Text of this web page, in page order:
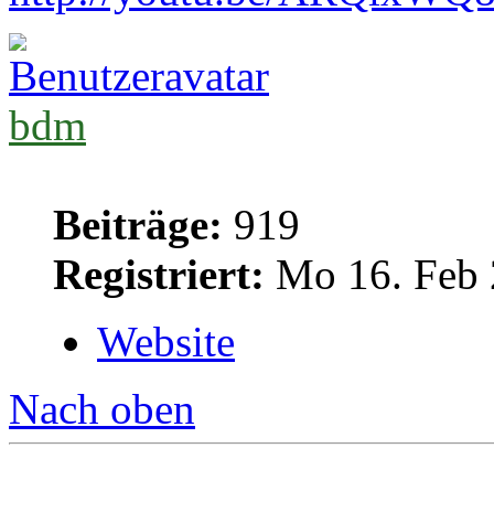
bdm
Beiträge: 919
Registriert: Mo 16. Feb
Website
Nach oben